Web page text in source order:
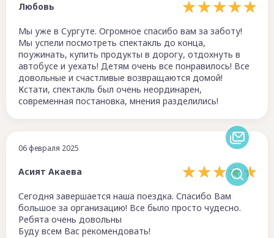
Любовь
Мы уже в Сургуте. Огромное спасибо вам за заботу!
Мы успели посмотреть спектакль до конца,
поужинать, купить продукты в дорогу, отдохнуть в
автобусе и уехать! Детям очень все понравилось! Все
довольные и счастливые возвращаются домой!
Кстати, спектакль был очень неординарен,
современная постановка, мнения разделились!
06 февраля 2025
Асият Акаева
Сегодня завершается наша поездка. Спасибо Вам
большое за организацию! Все было просто чудесно.
Ребята очень довольны
Буду всем Вас рекомендовать!